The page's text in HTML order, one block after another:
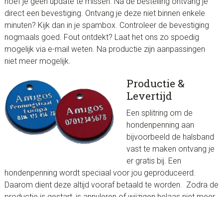
direct een bevestiging. Ontvang je deze niet binnen enkele
minuten? Kijk dan in je spambox. Controleer de bevestiging
nogmaals goed. Fout ontdekt? Laat het ons zo spoedig
mogelijk via e-mail weten. Na productie zijn aanpassingen
niet meer mogelijk.
Productie &
Levertijd
Een splitring om de
hondenpenning aan
bijvoorbeeld de halsband
vast te maken ontvang je
er gratis bij. Een
hondenpenning wordt speciaal voor jou geproduceerd.
Daarom dient deze altijd vooraf betaald te worden. Zodra de